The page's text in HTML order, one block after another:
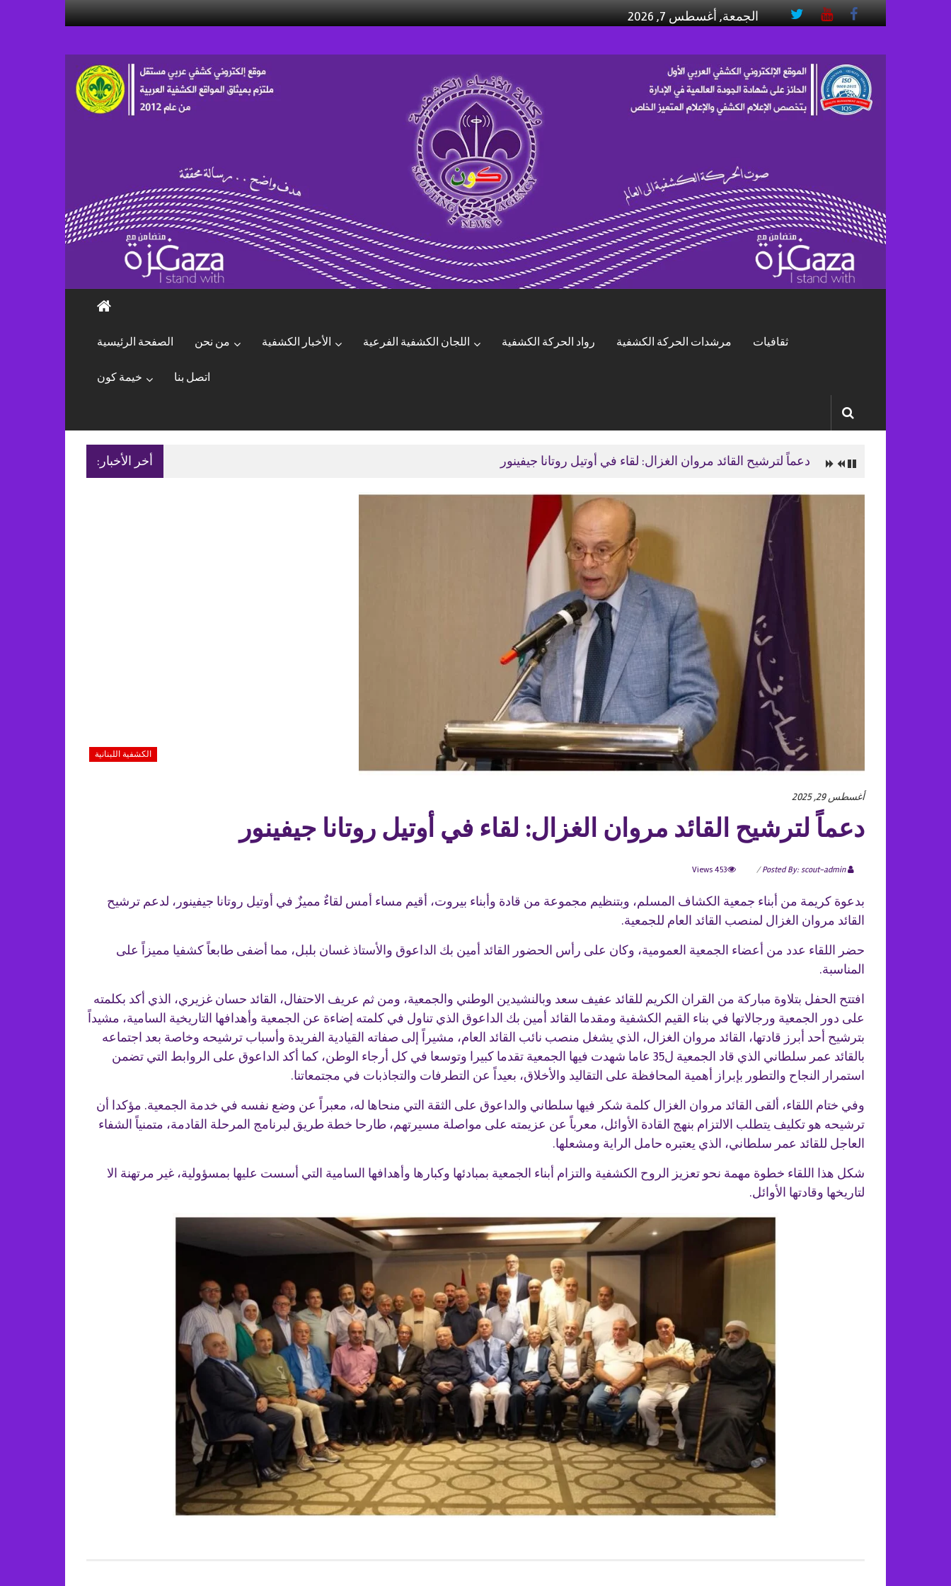
Skip
to
الجمعة, أغسطس 7, 2026
وكالة
الأنباء
كون
صوت
الحركة
الكشفية
الصفحة الرئيسية من نحن الأخبار الكشفية اللجان الكشفية الفرعية رواد الحركة الكشفية مرشدات الحركة الكشفية ثقافيات
خيمة كون اتصل بنا
أخر الأخبار: دعماً لترشيح القائد مروان الغزال: لقاء في أوتيل روتانا جيفينور
الكشفية اللبنانية
أغسطس 29, 2025
دعماً لترشيح القائد مروان الغزال: لقاء في أوتيل روتانا جيفينور
Posted By: scout-admin
453 Views
بدعوة كريمة من أبناء جمعية الكشاف المسلم، وبتنظيم مجموعة من قادة وأبناء بيروت، أقيم مساء أمس لقاءٌ مميزٌ في أوتيل روتانا جيفينور، لدعم ترشيح
القائد مروان الغزال لمنصب القائد العام للجمعية.
حضر اللقاء عدد من أعضاء الجمعية العمومية، وكان على رأس الحضور القائد أمين بك الداعوق والأستاذ غسان بلبل، مما أضفى طابعاً كشفيا مميزاً على
المناسبة.
افتتح الحفل بتلاوة مباركة من القران الكريم للقائد عفيف سعد وبالنشيدين الوطني والجمعية، ومن ثم عريف الاحتفال، القائد حسان غزيري، الذي أكد بكلمته
على دور الجمعية ورجالاتها في بناء القيم الكشفية ومقدما القائد أمين بك الداعوق الذي تناول في كلمته إضاءة عن الجمعية وأهدافها التاريخية السامية، مشيداً
بترشيح أحد أبرز قادتها، القائد مروان الغزال، الذي يشغل منصب نائب القائد العام، مشيراً إلى صفاته القيادية الفريدة وأسباب ترشيحه وخاصة بعد اجتماعه
بالقائد عمر سلطاني الذي قاد الجمعية ل35 عاما شهدت فيها الجمعية تقدما كبيرا وتوسعا في كل أرجاء الوطن، كما أكد الداعوق على الروابط التي تضمن
استمرار النجاح والتطور بإبراز أهمية المحافظة على التقاليد والأخلاق، بعيداً عن التطرفات والتجاذبات في مجتمعاتنا.
وفي ختام اللقاء، ألقى القائد مروان الغزال كلمة شكر فيها سلطاني والداعوق على الثقة التي منحاها له، معبراً عن وضع نفسه في خدمة الجمعية. مؤكدا أن
ترشيحه هو تكليف يتطلب الالتزام بنهج القادة الأوائل، معرباً عن عزيمته على مواصلة مسيرتهم، طارحا خطة طريق لبرنامج المرحلة القادمة، متمنياً الشفاء
العاجل للقائد عمر سلطاني، الذي يعتبره حامل الراية ومشعلها.
شكل هذا اللقاء خطوة مهمة نحو تعزيز الروح الكشفية والتزام أبناء الجمعية بمبادئها وكبارها وأهدافها السامية التي أسست عليها بمسؤولية، غير مرتهنة الا
لتاريخها وقادتها الأوائل.